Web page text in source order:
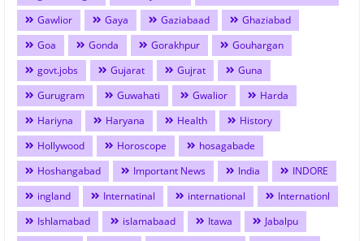
Gawlior
Gaya Gaziabaad
Ghaziabad
Goa
Gonda Gorakhpur
Gouhargan
govt.jobs
Gujarat Gujrat
Guna
Gurugram
Guwahati Gwalior
Harda
Hariyna
Haryana Health
History
Hollywood
Horoscope
hosagabade
Hoshangabad
Important News India
INDORE
ingland
Internatinal international
Internationl
Ishlamabad
islamabaad Itawa
Jabalpu